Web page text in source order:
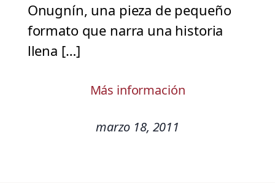
Onugnín, una pieza de pequeño
formato que narra una historia
llena […]
Más información
marzo 18, 2011